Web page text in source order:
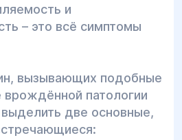
и
– это всё симптомы
вызывающих подобные
патологии
две основные,